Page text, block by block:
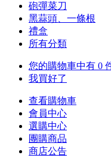
砲彈菜刀
黑蒜頭、一條根
禮盒
所有分類
您的購物車中有 0
我買好了
查看購物車
會員中心
選購中心
團購商品
商店公告